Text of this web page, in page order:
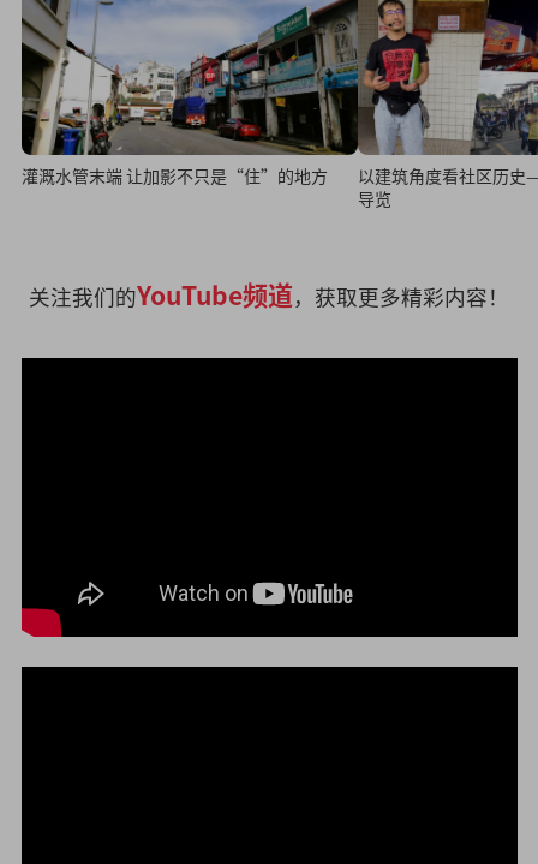
灌溉水管末端 让加影不只是“住”的地方
以建筑角度看社区历
导览
关注我们的YouTube频道，获取更多精彩内容！